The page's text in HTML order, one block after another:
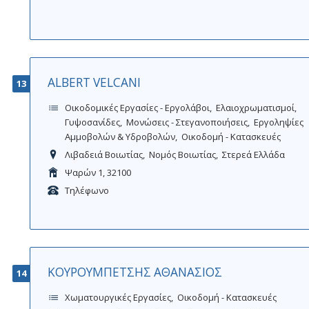
13 ALBERT VELCANI
Οικοδομικές Εργασίες - Εργολάβοι
Ελαιοχρωματισμοί
Γυψοσανίδες Μονώσεις - Στεγανοποιήσεις Εργοληψίες
Αμμοβολών & Υδροβολών Οικοδομή - Κατασκευές
Λιβαδειά Βοιωτίας Νομός Βοιωτίας Στερεά Ελλάδα
Ψαρών 1, 32100
Τηλέφωνο
14 ΚΟΥΡΟΥΜΠΕΤΣΗΣ ΑΘΑΝΑΣΙΟΣ
Χωματουργικές Εργασίες Οικοδομή - Κατασκευές